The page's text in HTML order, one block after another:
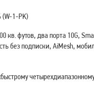
(W-1-PK)
кв. футов, два порта 10G,
без подписки, AiMesh,